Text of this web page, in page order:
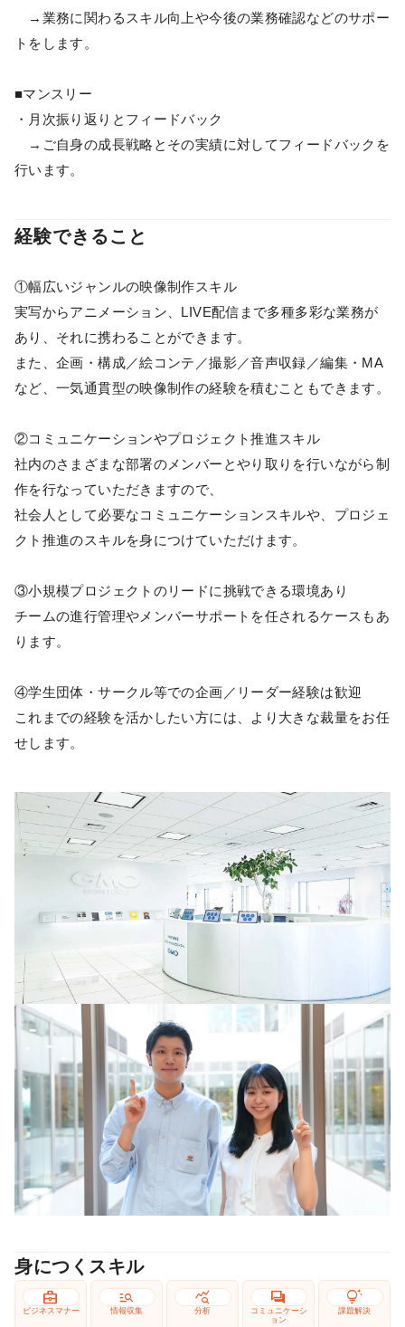
→業務に関わるスキル向上や今後の業務確認などのサポー
トをします。
■マンスリー
・月次振り返りとフィードバック
→ご自身の成長戦略とその実績に対してフィードバックを
行います。
経験できること
①幅広いジャンルの映像制作スキル
実写からアニメーション、LIVE配信まで多種多彩な業務が
あり、それに携わることができます。
また、企画・構成／絵コンテ／撮影／音声収録／編集・MA
など、一気通貫型の映像制作の経験を積むこともできます。
②コミュニケーションやプロジェクト推進スキル
社内のさまざまな部署のメンバーとやり取りを行いながら制
作を行なっていただきますので、
社会人として必要なコミュニケーションスキルや、プロジェ
クト推進のスキルを身につけていただけます。
③小規模プロジェクトのリードに挑戦できる環境あり
チームの進行管理やメンバーサポートを任されるケースもあ
ります。
④学生団体・サークル等での企画／リーダー経験は歓迎
これまでの経験を活かしたい方には、より大きな裁量をお任
せします。
身につくスキル
business_center
ビジネスマナー
manage_search
情報収集
query_stats
分析
forum
コミュニケーシ
ョン
tips_and_updates
課題解決